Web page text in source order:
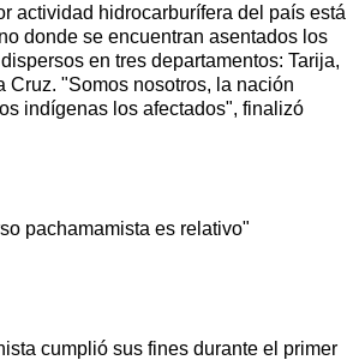
actividad hidrocarburífera del país está
donde se encuentran asentados los
en tres departamentos: Tarija,
Cruz. "Somos nosotros, la nación
indígenas los afectados", finalizó
pachamamista es relativo"
cumplió sus fines durante el primer